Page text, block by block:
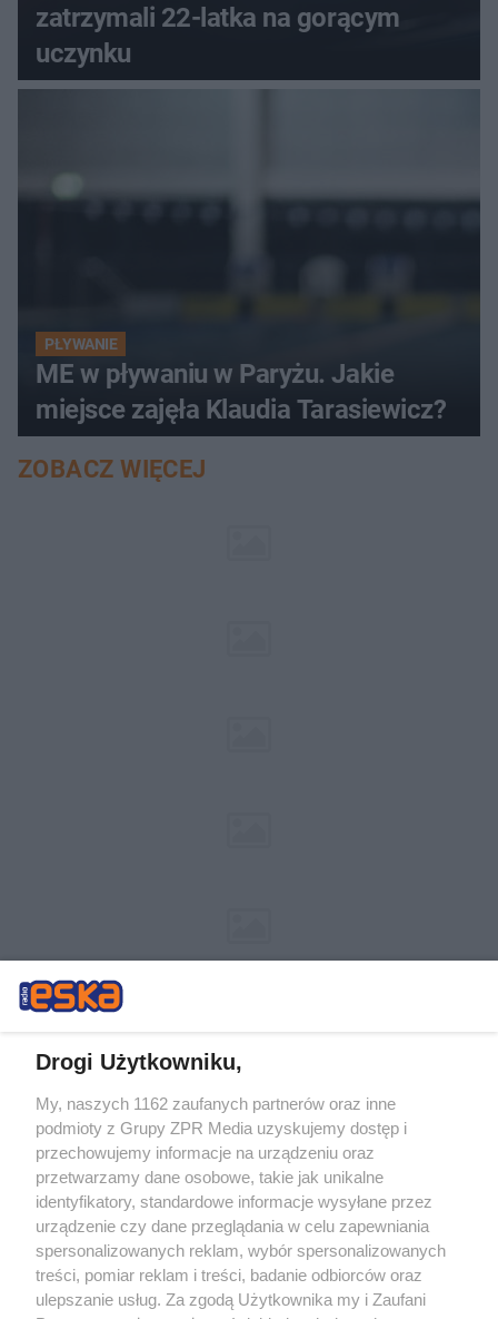
zatrzymali 22-latka na gorącym
uczynku
PŁYWANIE
ME w pływaniu w Paryżu. Jakie
miejsce zajęła Klaudia Tarasiewicz?
ZOBACZ WIĘCEJ
Żaden utwór zamieszczony w serwisie nie może być powielany i
rozpowszechniany lub dalej rozpowszechniany w jakikolwiek sposób (w
tym także elektroniczny lub mechaniczny) na jakimkolwiek polu
eksploatacji w jakiejkolwiek formie, włącznie z umieszczaniem w
Internecie bez pisemnej zgody właściciela praw. Jakiekolwiek użycie lub
wykorzystanie utworów w całości lub w części z naruszeniem prawa,
tzn. bez właściwej zgody, jest zabronione pod groźbą kary i może być
ścigane prawnie.
Drogi Użytkowniku,
My, naszych 1162 zaufanych partnerów oraz inne
podmioty z Grupy ZPR Media uzyskujemy dostęp i
przechowujemy informacje na urządzeniu oraz
przetwarzamy dane osobowe, takie jak unikalne
identyfikatory, standardowe informacje wysyłane przez
urządzenie czy dane przeglądania w celu zapewniania
spersonalizowanych reklam, wybór spersonalizowanych
treści, pomiar reklam i treści, badanie odbiorców oraz
ulepszanie usług. Za zgodą Użytkownika my i Zaufani